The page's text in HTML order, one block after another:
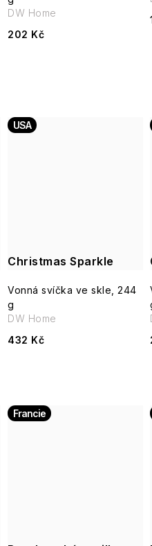
202 Kč
DW Home
Christmas Sparkle
USA
Vonná svíčka ve skle, 244
g
432 Kč
DW Home
Francie